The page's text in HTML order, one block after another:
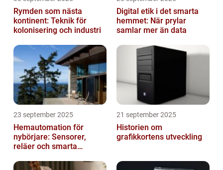
Rymden som nästa
kontinent: Teknik för
kolonisering och industri
Digital etik i det smarta
hemmet: När prylar
samlar mer än data
23 september 2025
Hemautomation för
nybörjare: Sensorer,
reläer och smarta
21 september 2025
Historien om
grafikkortens utveckling